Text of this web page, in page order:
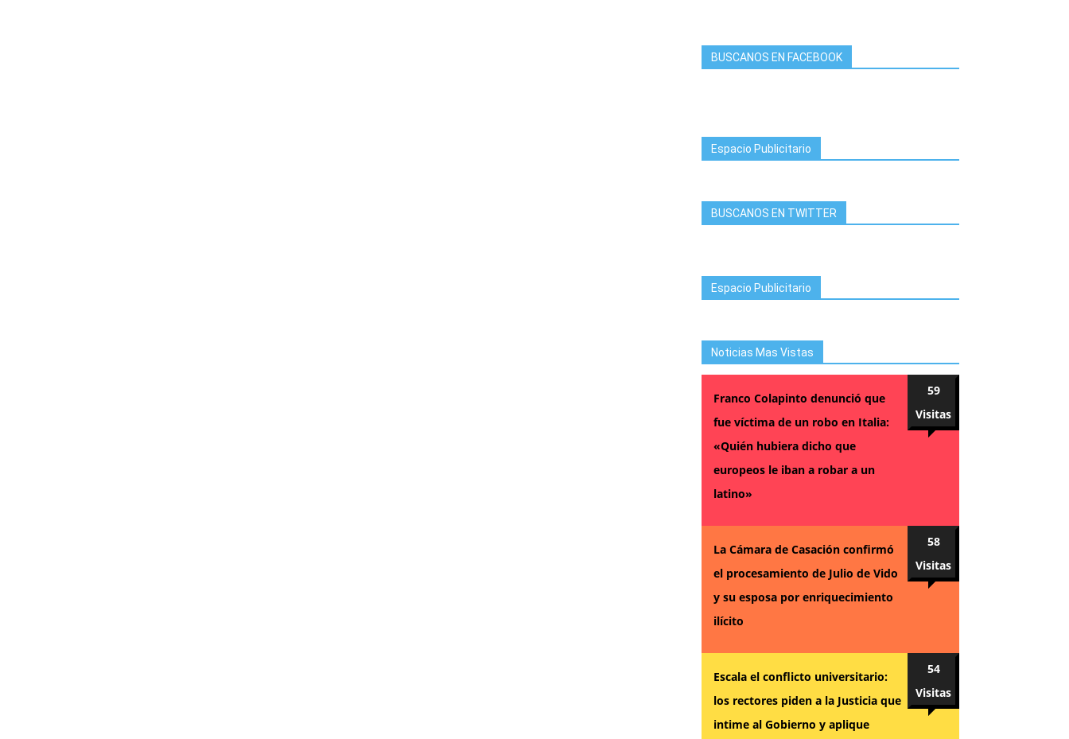
BUSCANOS EN FACEBOOK
Espacio Publicitario
BUSCANOS EN TWITTER
Espacio Publicitario
Noticias Mas Vistas
Franco Colapinto denunció que
fue víctima de un robo en Italia:
«Quién hubiera dicho que
europeos le iban a robar a un
latino»
59
Visitas
La Cámara de Casación confirmó
el procesamiento de Julio de Vido
y su esposa por enriquecimiento
ilícito
58
Visitas
Escala el conflicto universitario:
los rectores piden a la Justicia que
intime al Gobierno y aplique
54
Visitas